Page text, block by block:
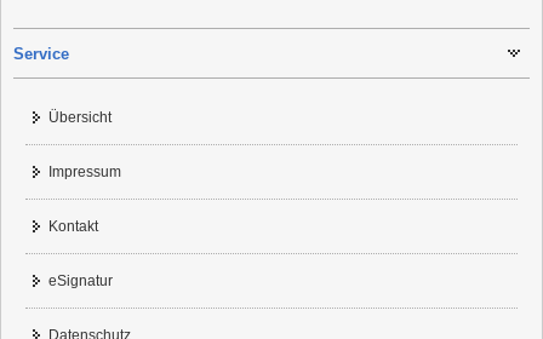
Service
Übersicht
Impressum
Kontakt
eSignatur
Datenschutz